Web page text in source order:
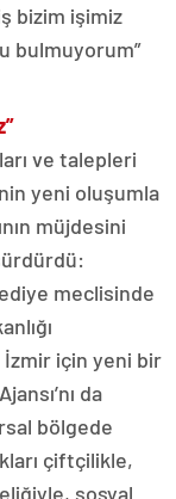
bizim işimiz
bulmuyorum”
ve talepleri
yeni oluşumla
müjdesini
meclisinde
için yeni bir
da
bölgede
çiftçilikle,
sosyal